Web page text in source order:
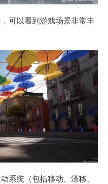
可以看到游戏场景非常丰
系统（包括移动、漂移、